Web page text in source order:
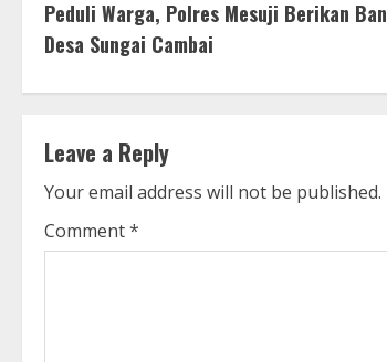
o
n
i
n
u
Peduli Warga, Polres Mesuji Berikan
Desa Sungai Cambai
Leave a Reply
Your email address will not be published.
Comment*